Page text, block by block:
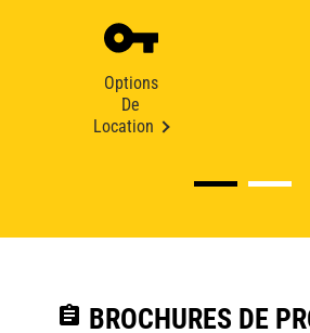
Options
De
Location
assignment BROCHURES DE